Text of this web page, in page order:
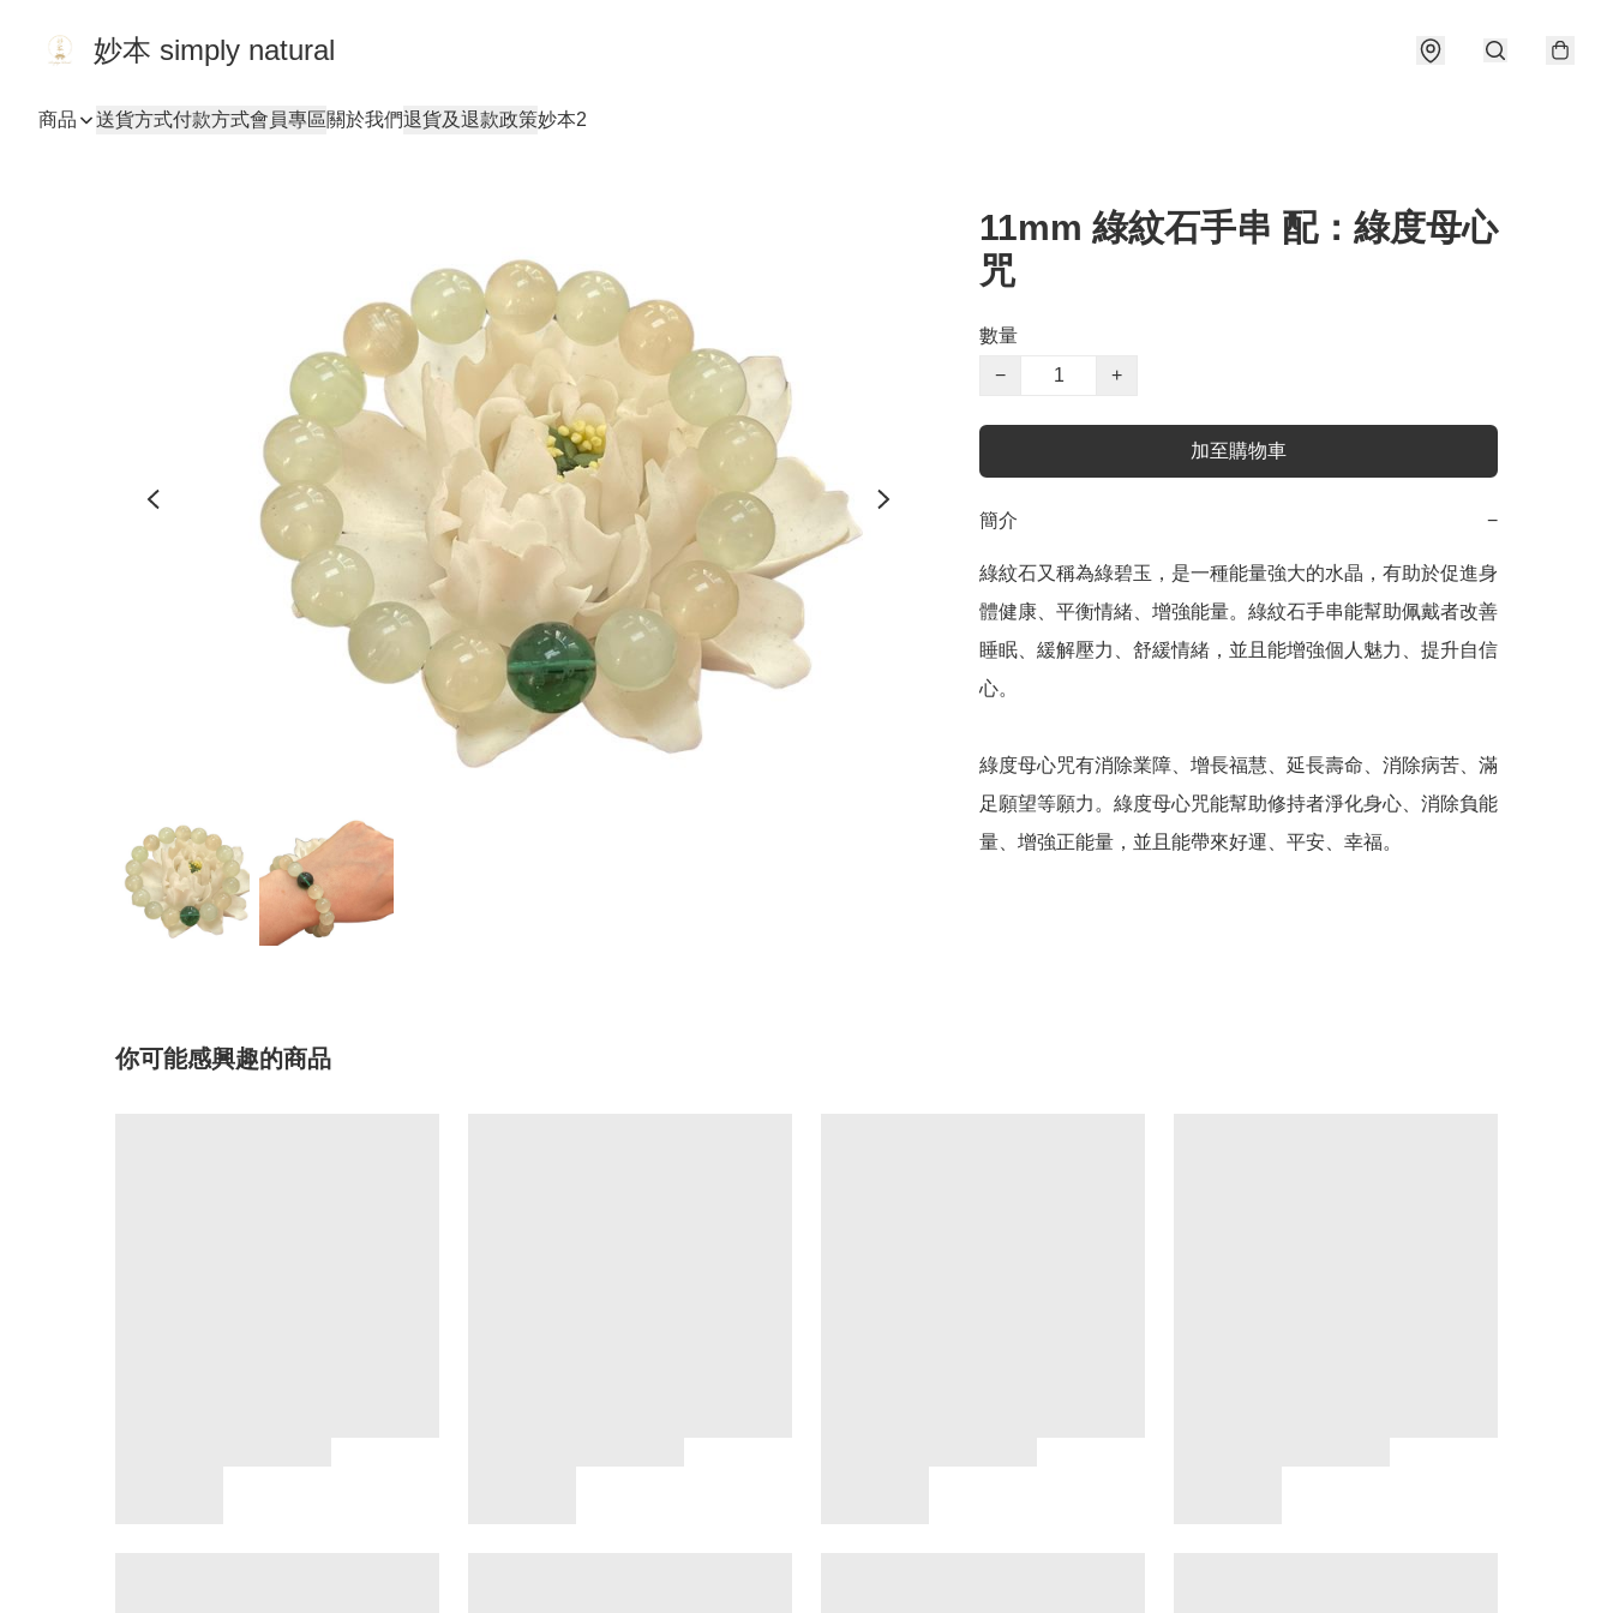
妙本 simply natural
商品 送貨方式付款方式會員專區關於我們退貨及退款政策妙本2
11mm 綠紋石手串 配：綠度母心
咒
數量
−
+
加至購物車
簡介 −
綠紋石又稱為綠碧玉，是一種能量強大的水晶，有助於促進身
體健康、平衡情緒、增強能量。綠紋石手串能幫助佩戴者改善
睡眠、緩解壓力、舒緩情緒，並且能增強個人魅力、提升自信
心。
綠度母心咒有消除業障、增長福慧、延長壽命、消除病苦、滿
足願望等願力。綠度母心咒能幫助修持者淨化身心、消除負能
你可能感興趣的商品